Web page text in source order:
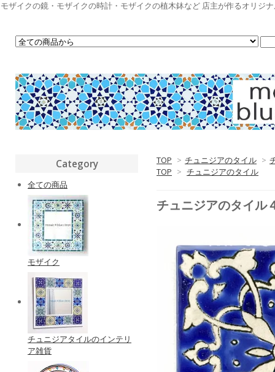
モザイクの鏡・モザイクの時計・モザイクの植木鉢など 店主が作るオリジ
TOP > チュニジアのタイル >
TOP > チュニジアのタイル
チュニジアのタイル
Category
全ての商品
モザイク
チュニジアタイルのインテリ
ア雑貨